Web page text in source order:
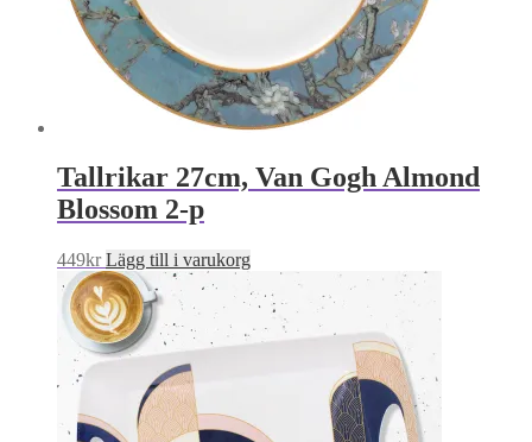
Tallrikar 27cm, Van Gogh Almond
Blossom 2-p
449kr Lägg till i varukorg